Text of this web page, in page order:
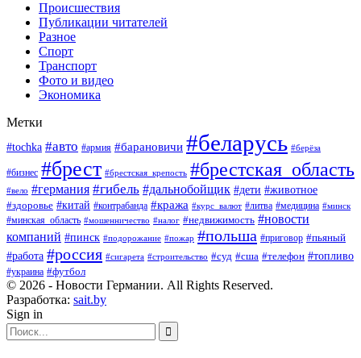
Происшествия
Публикации читателей
Разное
Спорт
Транспорт
Фото и видео
Экономика
Метки
#tochka #авто #армия #барановичи #беларусь #берёза
#бизнес #брест #брестская_крепость #брестская_область
#вело #германия #гибель #дальнобойщик #дети #животное
#здоровье #китай #контрабанда #кража #курс_валют #литва #медицина #минск
#минская_область #мошенничество #налог #недвижимость #новости
компаний #пинск #подорожание #пожар #польша #приговор #пьяный
#работа #россия #сигарета #строительство #суд #сша #телефон #топливо
#украина #футбол
© 2026 - Новости Германии. All Rights Reserved.
Разработка: sait.by
Sign in